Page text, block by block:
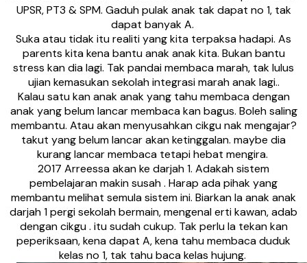
UPSR, PT3 & SPM. Gaduh pulak anak tak dapat no 1, tak
dapat banyak A.
Suka atau tidak itu realiti yang kita terpaksa hadapi. As
parents kita kena bantu anak anak kita. Bukan bantu
stress kan dia lagi. Tak pandai membaca marah, tak lulus
ujian kemasukan sekolah integrasi marah anak lagi..
Kalau satu kan anak anak yang tahu membaca dengan
anak yang belum lancar membaca kan bagus. Boleh saling
membantu. Atau akan menyusahkan cikgu nak mengajar?
takut yang belum lancar akan ketinggalan. maybe dia
kurang lancar membaca tetapi hebat mengira.
2017 Arreessa akan ke darjah 1. Adakah sistem
pembelajaran makin susah . Harap ada pihak yang
membantu melihat semula sistem ini. Biarkan la anak anak
darjah 1 pergi sekolah bermain, mengenal erti kawan, adab
dengan cikgu . itu sudah cukup. Tak perlu la tekan kan
peperiksaan, kena dapat A, kena tahu membaca duduk
kelas no 1, tak tahu baca kelas hujung.